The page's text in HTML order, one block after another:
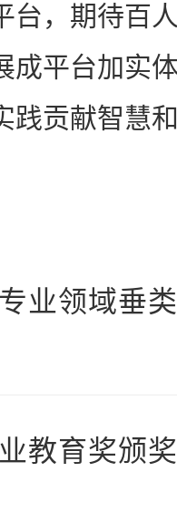
台，期待百
成平台加实
践贡献智慧
业领域垂
教育奖颁